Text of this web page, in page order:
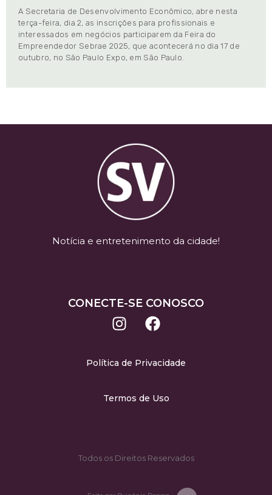
A Secretaria de Desenvolvimento Econômico, abre nesta
terça-feira, dia 2, as inscrições para profissionais e
interessados em negócios participarem da Feira do
Empreendedor Sebrae 2025, que acontecerá no dia 17 de
outubro, no São Paulo Expo, em São Paulo.
Notícia e entretenimento da cidade!
CONECTE-SE CONOSCO
Política de Privacidade
Termos de Uso
Todos os Direitos Reservados